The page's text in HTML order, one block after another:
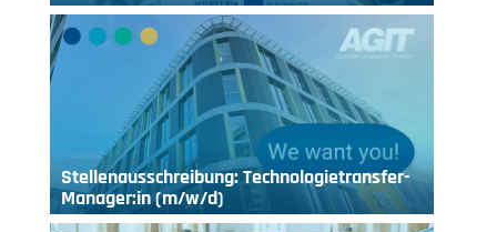
Stellenausschreibung: Technologietransfer-
Manager:in (m/w/d)